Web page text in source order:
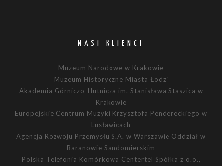
NASI KLIENCI
Muzeum Narodowe w Krakowie
Muzeum Historyczne Miasta Łodzi
Akademia Górniczo-Hutnicza im. Stanisława Staszica w
Krakowie
Europejskie Centrum Muzyki Krzysztofa Pendereckiego w
Lusławicach
Agencja Rozwoju Przemysłu S.A. w Warszawie Oddział w
Baranowie Sandomierskim
Polska Telefonia Komórkowa Centertel Spółka z o.o.,